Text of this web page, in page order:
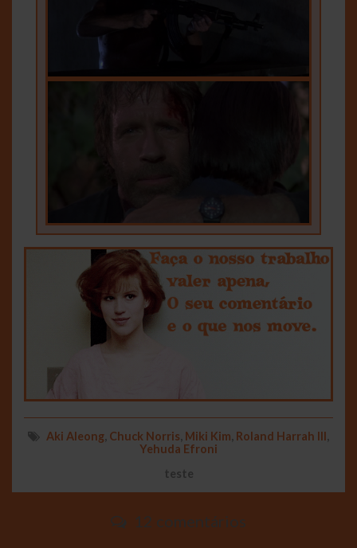
Aki Aleong, Chuck Norris, Miki Kim, Roland Harrah III,
Yehuda Efroni
teste
12 comentários